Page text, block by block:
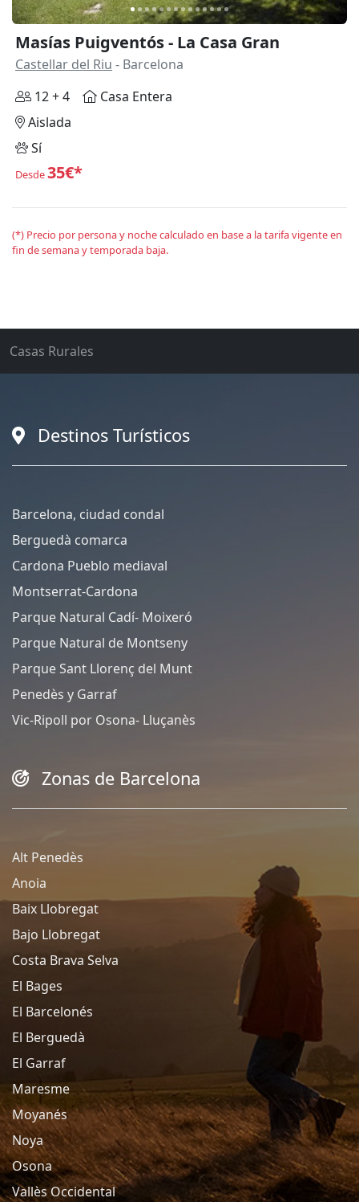
Masías Puigventós - La Casa Gran
Castellar del Riu - Barcelona
12 + 4
Casa Entera
Aislada
Sí
Desde35€*
(*) Precio por persona y noche calculado en base a la tarifa vigente en
fin de semana y temporada baja.
Casas Rurales
Destinos Turísticos
Barcelona, ciudad condal
Berguedà comarca
Cardona Pueblo mediaval
Montserrat-Cardona
Parque Natural Cadí- Moixeró
Parque Natural de Montseny
Parque Sant Llorenç del Munt
Penedès y Garraf
Vic-Ripoll por Osona- Lluçanès
Zonas de Barcelona
Alt Penedès
Anoia
Baix Llobregat
Bajo Llobregat
Costa Brava Selva
El Bages
El Barcelonés
El Berguedà
El Garraf
Maresme
Moyanés
Noya
Osona
Vallès Occidental